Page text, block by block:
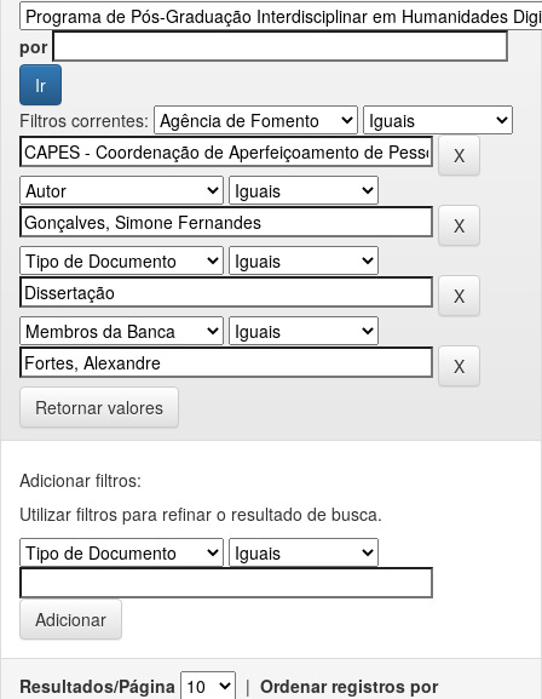
por
Filtros correntes:
Retornar valores
Adicionar filtros:
Utilizar filtros para refinar o resultado de busca.
Resultados/Página | Ordenar registros por